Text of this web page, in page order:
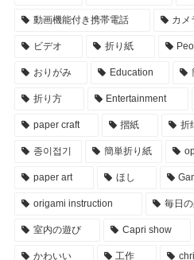
動画機能付き携帯電話 カメ
ビデオ 折り紙
おりがみ Education
折り方 Entertainment
paper craft 摺紙 折
종이접기 簡単折り紙
paper art ほし
origami instruction 毎日
室内の遊び Capri show
かわいい 工作